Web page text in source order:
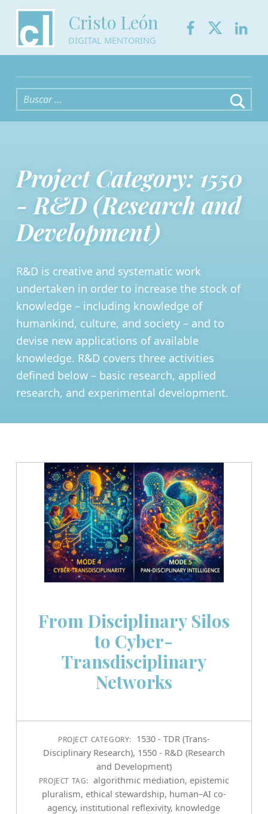
Cristo León
DIGITAL MENTORING
Buscar:
Project Category: 1550
- R&D (Research and
Development)
R&D is creative and systematic work
undertaken in order to increase the stock of
knowledge – including knowledge of
humankind, culture, and society – and to
devise new applications of available
knowledge. R&D covers three activities
defined below – basic research, applied
research, and experimental development.
From Disciplinary Silos
to Cyber-
Transdisciplinary
Networks
PROJECT CATEGORY:
1530 - TDR (Trans-
Disciplinary Research), 1550 - R&D (Research
and Development)
PROJECT TAG: algorithmic mediation, epistemic
pluralism, ethical stewardship, human–AI co-
agency, institutional reflexivity, knowledge